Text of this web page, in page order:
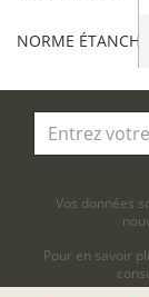
NORME
Vos données
Pour en savoir